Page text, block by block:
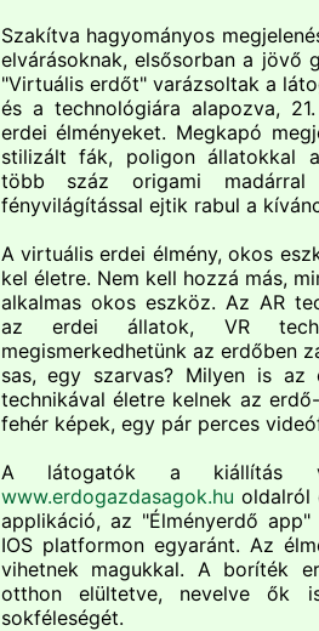
Szakítva hagyományos
elvárásoknak, elsősorban a jövő
"Virtuális erdőt" varázsoltak a
és a technológiára alapozva,
erdei élményeket. Megkapó
stilizált fák, poligon állatokkal
több száz origami madárral
fényvilágítással ejtik rabul a
A virtuális erdei élmény, okos
kel életre. Nem kell hozzá más,
alkalmas okos eszköz. Az AR
az erdei állatok, VR
megismerkedhetünk az erdőben
sas, egy szarvas? Milyen is az
technikával életre kelnek az
fehér képek, egy pár perces
A látogatók a kiállítás
www.erdogazdasagok.hu oldalról
applikáció, az "Élményerdő
IOS platformon egyaránt. Az
vihetnek magukkal. A boríték
otthon elültetve, nevelve ők
sokféleségét.